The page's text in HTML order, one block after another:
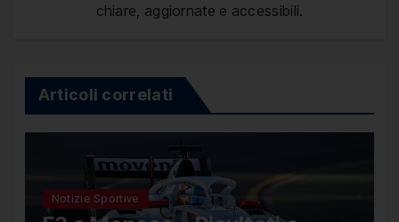
chiare, aggiornate e accessibili.
Articoli correlati
Notizie Sportive